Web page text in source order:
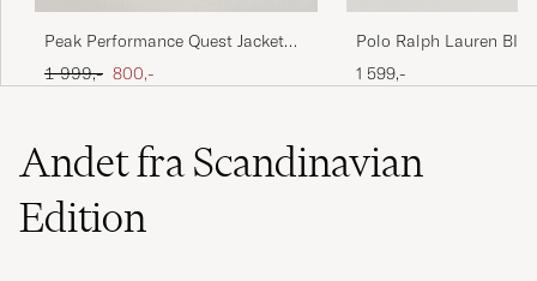
Peak Performance Quest Jacket
Blue Shadow
Ordinary pris
1 999,- Nedsat pris
800,-
Polo Ralph Lauren BI-
Windbreaker Refined
1 599,-
Andet fra Scandinavian
Edition